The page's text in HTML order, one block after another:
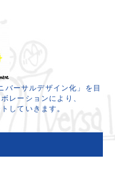
バーサルデザイン化」を目
レーションにより、
していきます。